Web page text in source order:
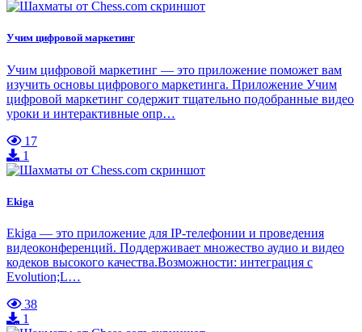
Учим цифровой маркетинг
Учим цифровой маркетинг — это приложение поможет вам
изучить основы цифрового маркетинга. Приложение Учим
цифровой маркетинг содержит тщательно подобранные видео
уроки и интерактивные опр…
17
1
Ekiga
Ekiga — это приложение для IP-телефонии и проведения
видеоконференций. Поддерживает множество аудио и видео
кодеков высокого качества.Возможности: интеграция с
Evolution;L…
38
1